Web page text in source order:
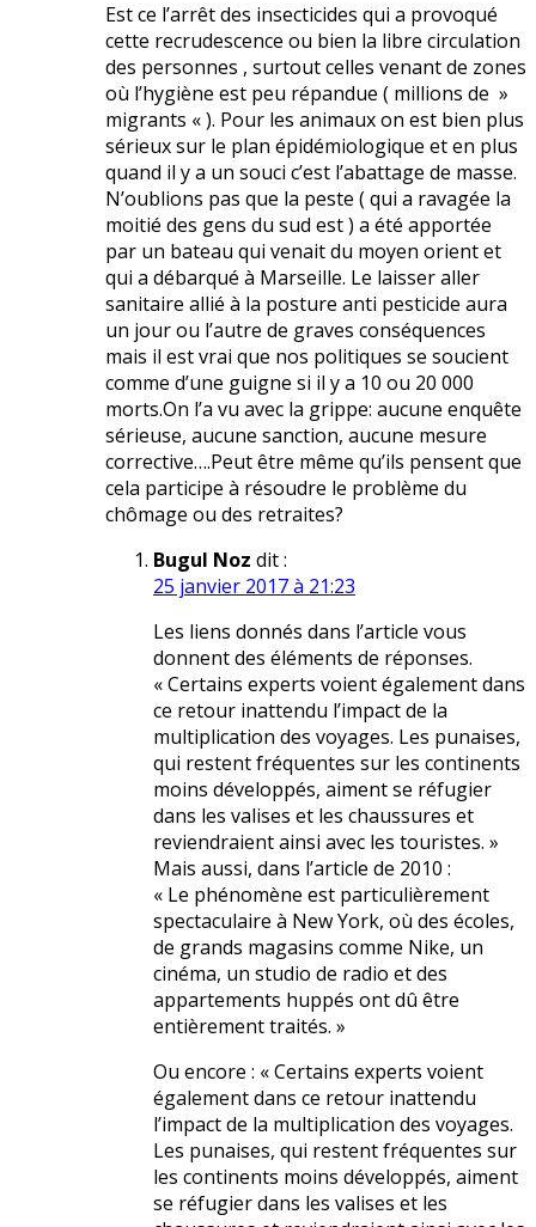
Est ce l’arrêt des insecticides qui a provoqué
cette recrudescence ou bien la libre circulation
des personnes , surtout celles venant de zones
où l’hygiène est peu répandue ( millions de »
migrants « ). Pour les animaux on est bien plus
sérieux sur le plan épidémiologique et en plus
quand il y a un souci c’est l’abattage de masse.
N’oublions pas que la peste ( qui a ravagée la
moitié des gens du sud est ) a été apportée
par un bateau qui venait du moyen orient et
qui a débarqué à Marseille. Le laisser aller
sanitaire allié à la posture anti pesticide aura
un jour ou l’autre de graves conséquences
mais il est vrai que nos politiques se soucient
comme d’une guigne si il y a 10 ou 20 000
morts.On l’a vu avec la grippe: aucune enquête
sérieuse, aucune sanction, aucune mesure
corrective….Peut être même qu’ils pensent que
cela participe à résoudre le problème du
chômage ou des retraites?
Bugul Noz dit :
25 janvier 2017 à 21:23
Les liens donnés dans l’article vous
donnent des éléments de réponses.
« Certains experts voient également dans
ce retour inattendu l’impact de la
multiplication des voyages. Les punaises,
qui restent fréquentes sur les continents
moins développés, aiment se réfugier
dans les valises et les chaussures et
reviendraient ainsi avec les touristes. »
Mais aussi, dans l’article de 2010 :
« Le phénomène est particulièrement
spectaculaire à New York, où des écoles,
de grands magasins comme Nike, un
cinéma, un studio de radio et des
appartements huppés ont dû être
entièrement traités. »
Ou encore : « Certains experts voient
également dans ce retour inattendu
l’impact de la multiplication des voyages.
Les punaises, qui restent fréquentes sur
les continents moins développés, aiment
se réfugier dans les valises et les